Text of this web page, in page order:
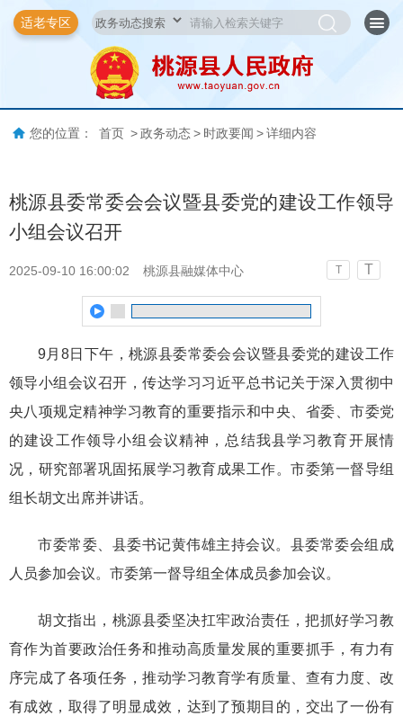
适老专区
您的位置： 首页 > 政务动态 > 时政要闻 > 详细内容
桃源县委常委会会议暨县委党的建设工作领导
小组会议召开
2025-09-10 16:00:02 桃源县融媒体中心 T T
9月8日下午，桃源县委常委会会议暨县委党的建设工作
领导小组会议召开，传达学习习近平总书记关于深入贯彻中
央八项规定精神学习教育的重要指示和中央、省委、市委党
的建设工作领导小组会议精神，总结我县学习教育开展情
况，研究部署巩固拓展学习教育成果工作。市委第一督导组
组长胡文出席并讲话。
市委常委、县委书记黄伟雄主持会议。县委常委会组成
人员参加会议。市委第一督导组全体成员参加会议。
胡文指出，桃源县委坚决扛牢政治责任，把抓好学习教
育作为首要政治任务和推动高质量发展的重要抓手，有力有
序完成了各项任务，推动学习教育学有质量、查有力度、改
有成效，取得了明显成效，达到了预期目的，交出了一份有